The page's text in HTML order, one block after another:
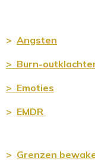
> Angsten
> Burn-
> Emoties
> EMDR
> Grenzen